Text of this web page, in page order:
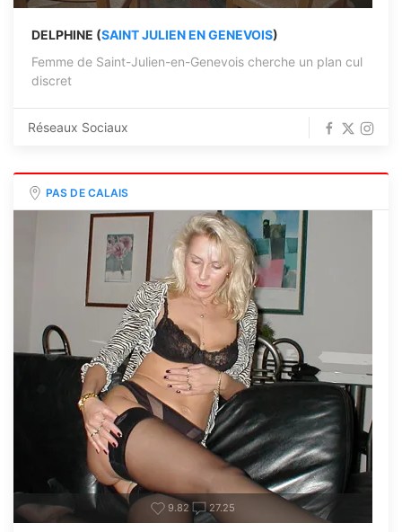
DELPHINE (SAINT JULIEN EN GENEVOIS)
Femme de Saint-Julien-en-Genevois cherche un plan cul
discret
Réseaux Sociaux
PAS DE CALAIS
9.82 27.25